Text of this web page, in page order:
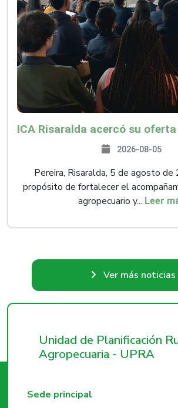
2026-08-05
Pereira, Risaralda, 5 de agosto de
propósito de fortalecer el
agropecuario y... Leer
Ver más noticias
Unidad de Planificación
Agropecuaria - UPRA
Sede principal